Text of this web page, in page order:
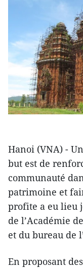
Hanoi (VNA) -
but est de
communauté
patrimoine et
profite a eu lieu
de l’Académie
et du bureau de
En proposant